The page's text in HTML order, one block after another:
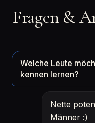
Fragen &
Welche Leute
kennen lernen?
Nette
Männer :)